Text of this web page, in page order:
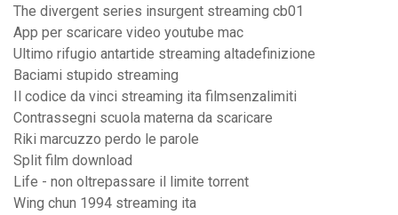
The divergent series insurgent streaming cb01
App per scaricare video youtube mac
Ultimo rifugio antartide streaming altadefinizione
Baciami stupido streaming
Il codice da vinci streaming ita filmsenzalimiti
Contrassegni scuola materna da scaricare
Riki marcuzzo perdo le parole
Split film download
Life - non oltrepassare il limite torrent
Wing chun 1994 streaming ita